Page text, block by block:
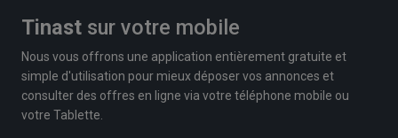
Tinast sur votre mobile
Nous vous offrons une application entièrement gratuite et
simple d'utilisation pour mieux déposer vos annonces et
consulter des offres en ligne via votre téléphone mobile ou
votre Tablette.